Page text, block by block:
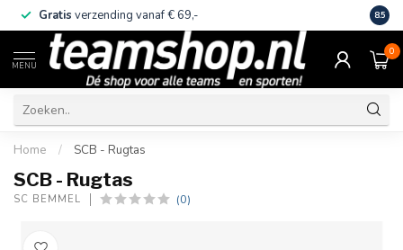
Gratis verzending vanaf € 69,- Eigen
8.5
MENU
0
Home / SCB - Rugtas
SCB - Rugtas
SC BEMMEL (0)